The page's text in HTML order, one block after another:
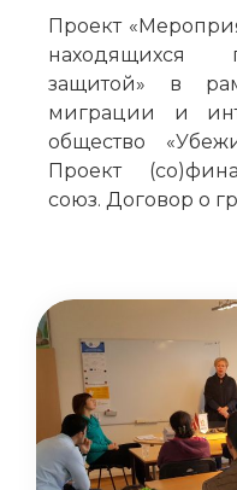
Проект
находящихся
защитой» в
миграции и
общество
Проект
союз. Договор о